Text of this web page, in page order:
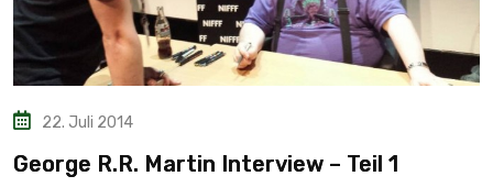
22. Juli 2014
George R.R. Martin Interview – Teil 1